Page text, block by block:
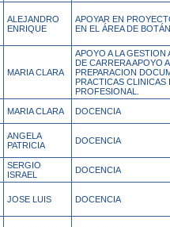
ALEJANDRO
ENRIQUE
APOYAR EN
EN EL ÁREA DE
MARIA CLARA
APOYO A LA GESTION
DE CARRERA APOYO
PREPARACION
PRACTICAS CLINICAS
PROFESIONAL.
MARIA CLARA DOCENCIA
ANGELA
PATRICIA
DOCENCIA
SERGIO
ISRAEL
DOCENCIA
JOSE LUIS DOCENCIA